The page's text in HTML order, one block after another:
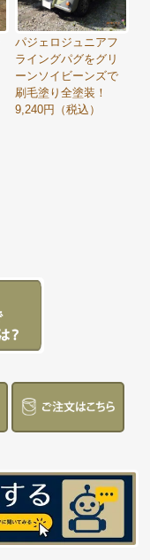
パジェロジュニアフ
ライングパグをグリ
ーンソイビーンズで
刷毛塗り全塗装！
9,240円（税込）